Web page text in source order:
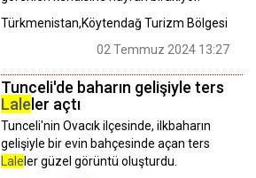
Türkmenistan,Köytendağ Turizm Bölgesi
02 Temmuz 2024 13:27
Tunceli'de baharın gelişiyle ters
Laleler açtı
Tunceli'nin Ovacık ilçesinde, ilkbaharın
gelişiyle bir evin bahçesinde açan ters
Lale ler güzel görüntü oluşturdu.